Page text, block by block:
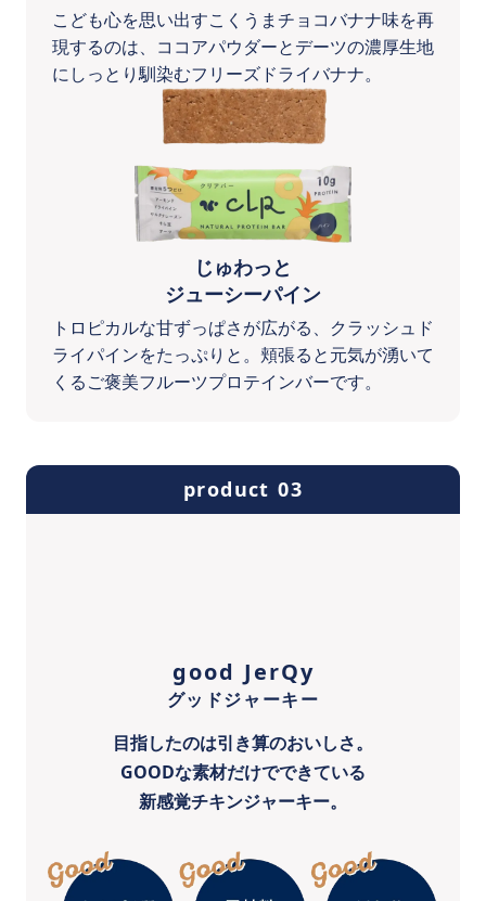
こども心を思い出すこくうまチョコバナナ味を再
現するのは、ココアパウダーとデーツの濃厚生地
にしっとり馴染むフリーズドライバナナ。
じゅわっと
ジューシーパイン
トロピカルな甘ずっぱさが広がる、クラッシュド
ライパインをたっぷりと。頬張ると元気が湧いて
くるご褒美フルーツプロテインバーです。
product 03
good JerQy
グッドジャーキー
目指したのは引き算のおいしさ。
GOODな素材だけでできている
新感覚チキンジャーキー。